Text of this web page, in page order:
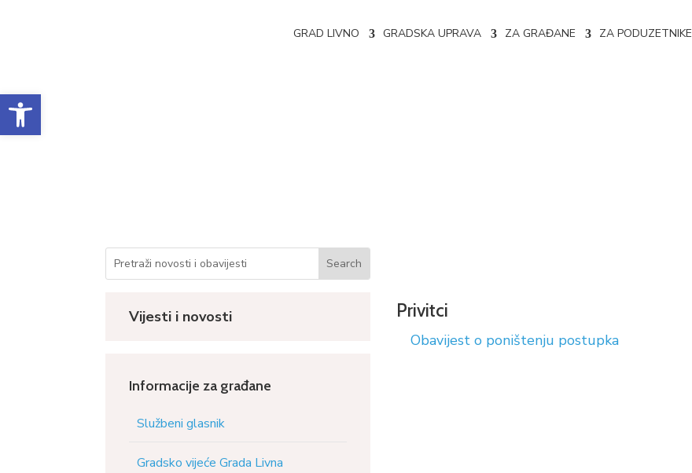
Open toolbar
GRAD LIVNO GRADSKA UPRAVA ZA GRAĐANE ZA PODUZETNIKE
Vijesti i novosti
Informacije za građane
Službeni glasnik
Gradsko vijeće Grada Livna
Privitci
Obavijest o poništenju postupka